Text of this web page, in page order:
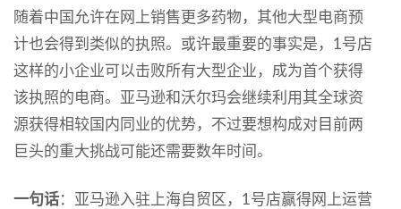
随着中国允许在网上销售更多药物，其他大型电商预
计也会得到类似的执照。或许最重要的事实是，1号店
这样的小企业可以击败所有大型企业，成为首个获得
该执照的电商。亚马逊和沃尔玛会继续利用其全球资
源获得相较国内同业的优势，不过要想构成对目前两
巨头的重大挑战可能还需要数年时间。
一句话：亚马逊入驻上海自贸区，1号店赢得网上运营